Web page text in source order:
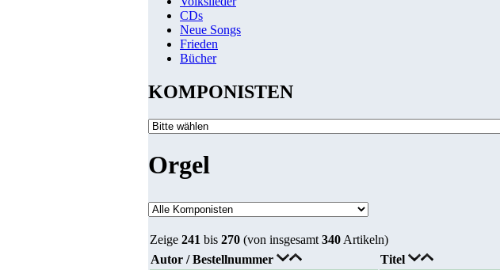
CDs
Neue Songs
Frieden
Bücher
KOMPONISTEN
Orgel
Zeige 241 bis 270 (von insgesamt 340 Artikeln)
Autor / Bestellnummer
Titel